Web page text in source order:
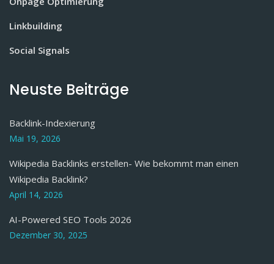
Linkbuilding
Social Signals
Neuste Beiträge
Backlink-Indexierung
Mai 19, 2026
Wikipedia Backlinks erstellen- Wie bekommt man einen
Wikipedia Backlink?
April 14, 2026
AI-Powered SEO Tools 2026
Dezember 30, 2025